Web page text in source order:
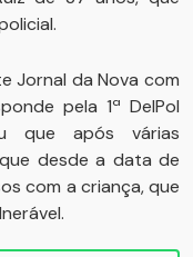
Jornal da Nova com
pela 1ª DelPol
que após várias
desde a data de
com a criança, que